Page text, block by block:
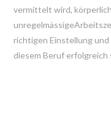
vermittelt wird,
richtigen Einstellung
diesem Beruf erfolgreich